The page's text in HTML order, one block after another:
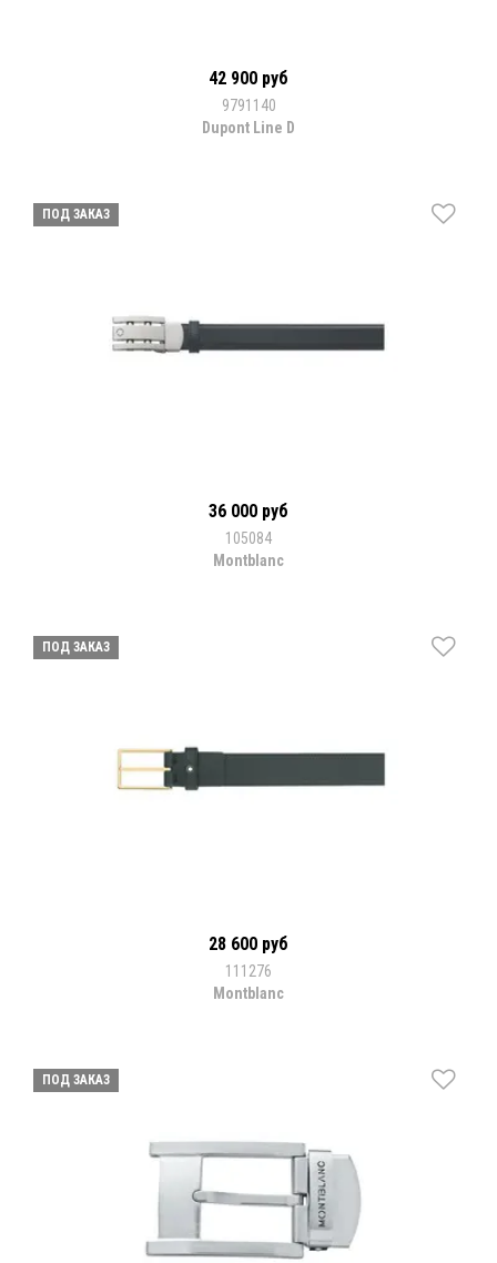
42 900 руб
9791140
Dupont Line D
ПОД ЗАКАЗ
36 000 руб
105084
Montblanc
ПОД ЗАКАЗ
28 600 руб
111276
Montblanc
ПОД ЗАКАЗ